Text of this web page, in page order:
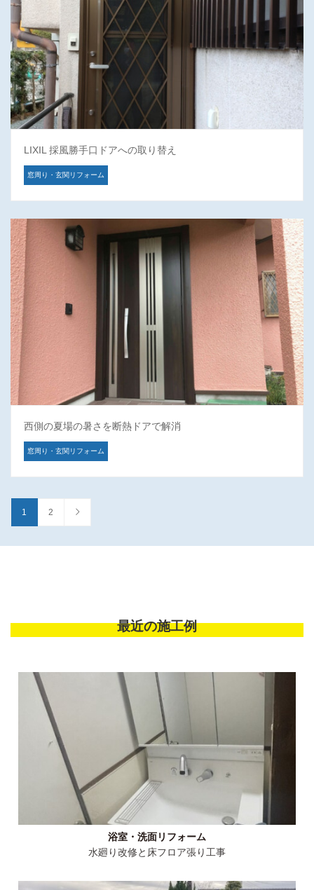
LIXIL 採風勝手口ドアへの取り替え
窓周り・玄関リフォーム
西側の夏場の暑さを断熱ドアで解消
窓周り・玄関リフォーム
1 2
最近の施工例
浴室・洗面リフォーム
水廻り改修と床フロア張り工事